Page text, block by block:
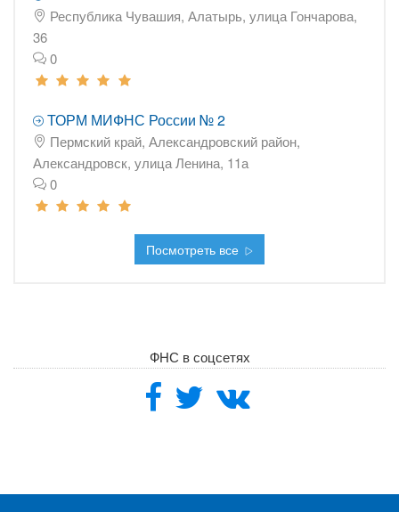
Республика Чувашия, Алатырь, улица Гончарова,
36
0
ТОРМ МИФНС России № 2
Пермский край, Александровский район,
Александровск, улица Ленина, 11а
0
Посмотреть все
ФНС в соцсетях